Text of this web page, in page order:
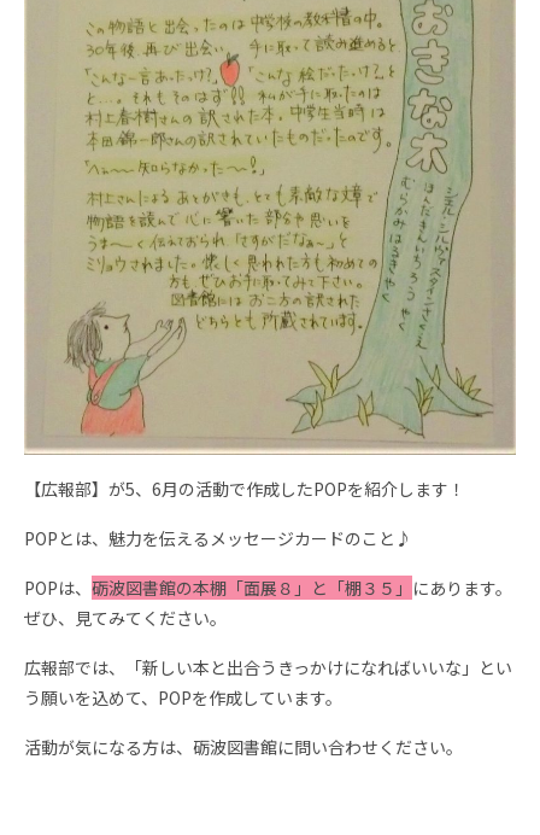
【広報部】が5、6月の活動で作成したPOPを紹介します！
POPとは、魅力を伝えるメッセージカードのこと♪
POPは、 砺波図書館の本棚「面展８」と「棚３５」 にあります。
ぜひ、見てみてください。
広報部では、「新しい本と出合うきっかけになればいいな」とい
う願いを込めて、POPを作成しています。
活動が気になる方は、砺波図書館に問い合わせください。